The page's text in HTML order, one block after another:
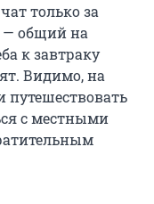
только за
— общий на
к завтраку
Видимо, на
путешествовать
с местными